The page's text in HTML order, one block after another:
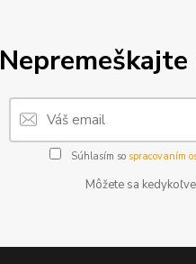
Súhlasím so spracovaním
Môžete sa